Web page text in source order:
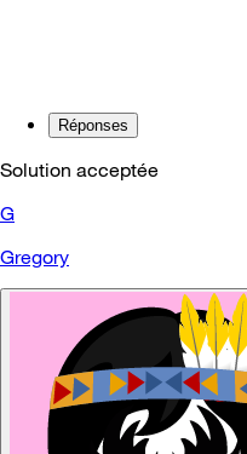
Réponses
Solution acceptée
G
Gregory